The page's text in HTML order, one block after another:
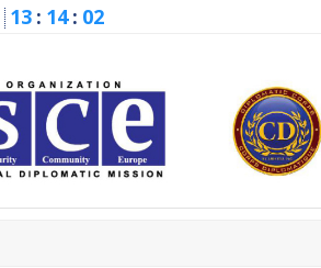
13 : 14 : 02